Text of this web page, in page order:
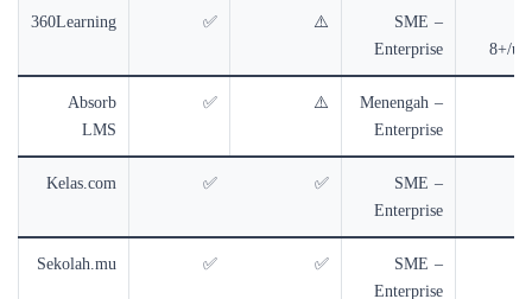
360Learning ✅ ⚠️
SME –
Enterprise
8+/
Absorb
LMS
✅ ⚠️
Menengah –
Enterprise
Kelas.com ✅ ✅
SME –
Enterprise
Sekolah.mu ✅ ✅
SME –
Enterprise